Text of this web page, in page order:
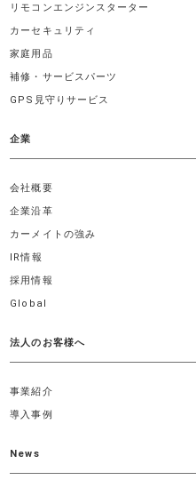
リモコンエンジンスターター
カーセキュリティ
家庭用品
補修・サービスパーツ
GPS見守りサービス
企業
会社概要
企業沿革
カーメイトの強み
IR情報
採用情報
Global
法人のお客様へ
事業紹介
導入事例
News